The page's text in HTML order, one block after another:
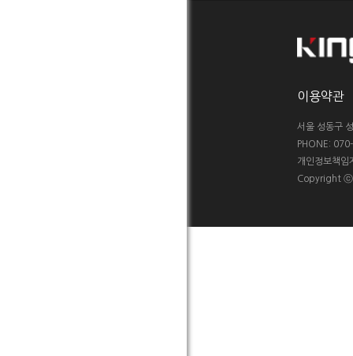
이용약관
서울 성동구
PHONE:
개인정보책
Copyright